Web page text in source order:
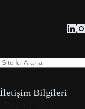
İletişim Bilgileri